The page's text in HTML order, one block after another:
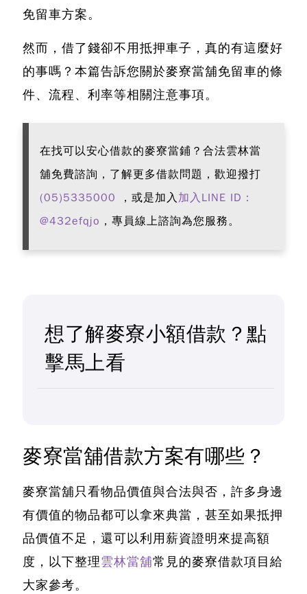
免留車方案。
然而，借了錢卻不用抵押車子，真的有這麼好
的事嗎？本篇告訴您關於麥寮當舖免留車的條
件、流程、利率等相關注意事項。
在找可以安心借款的麥寮當鋪？ 合法雲林當
舖免費諮詢，了解更多借款問題，歡迎撥打
(05)5335000
，或是加入加入LINE ID：
@432efqjo ，專員線上諮詢為您服務。
想了解麥寮小額借款？點
擊馬上看
麥寮當舖借款方案有哪些？
麥寮當舖只看物品價值與合法與否，許多身邊
有價值的物品都可以拿來典當，甚至如果抵押
品價值不足，還可以利用薪資證明來提高額
度，以下整理雲林當舖常見的麥寮借款項目給
大家參考。